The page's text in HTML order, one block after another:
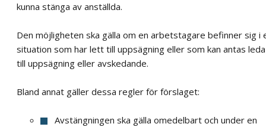
kunna stänga av anställda.
Den möjligheten ska gälla om en arbetstagare befinner sig i
situation som har lett till uppsägning eller som kan antas leda
till uppsägning eller avskedande.
Bland annat gäller dessa regler för förslaget:
Avstängningen ska gälla omedelbart och under en